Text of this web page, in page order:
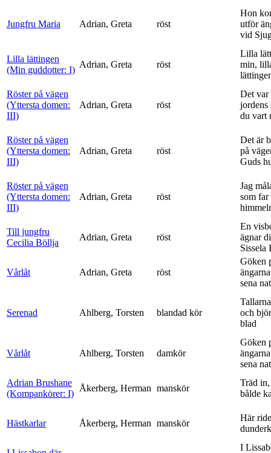
Jungfru Maria Adrian, Greta röst
Hon
utför
vid
Lilla lättingen
(Min guddotter: I)
Adrian, Greta röst
Lilla
min,
Röster på vägen
(Yttersta domen:
III)
Adrian, Greta röst
Det var
jordens
du vart
Röster på vägen
(Yttersta domen:
III)
Adrian, Greta röst
Det är
på
Guds
Röster på vägen
(Yttersta domen:
III)
Adrian, Greta röst
Jag
som
Till jungfru
Cecilia Böllja
Adrian, Greta röst
En
ägnar
Sissela
Vårlåt Adrian, Greta röst
Göken
sena
Serenad Ahlberg, Torsten blandad kör
och
blad
Vårlåt Ahlberg, Torsten damkör
Göken
sena
Adrian Brushane
(Kompankörer: I)
Åkerberg, Herman manskör
Träd
bålde
Hästkarlar Åkerberg, Herman manskör
Här
I